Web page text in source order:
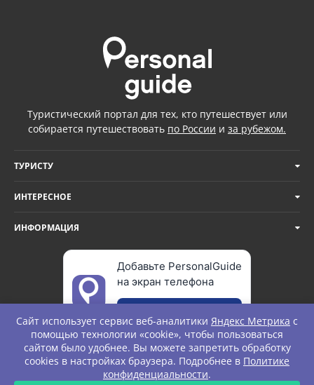
Туристический портал для тех, кто путешествует или
собирается путешествовать по России и за рубежом.
ТУРИСТУ
ИНТЕРЕСНОЕ
ИНФОРМАЦИЯ
Добавьте PersonalGuide
на экран телефона
© Personal Guide. All rights Reserved.
Сайт использует сервис веб-аналитики Яндекс Метрика с
помощью технологии «cookie», чтобы пользоваться
сайтом было удобнее. Вы можете запретить обработку
cookies в настройках браузера. Подробнее в Политике
конфиденциальности.